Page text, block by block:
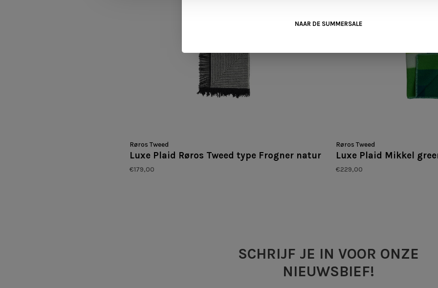
Røros Tweed
Luxe Plaid Røros Tweed type Frogner natur
€179,00
Røros Tweed
Luxe Plaid Mikkel
€229,00
SCHRIJF JE IN VOOR ONZE
NIEUWSBIEF!
NAAR DE SUMMERSALE